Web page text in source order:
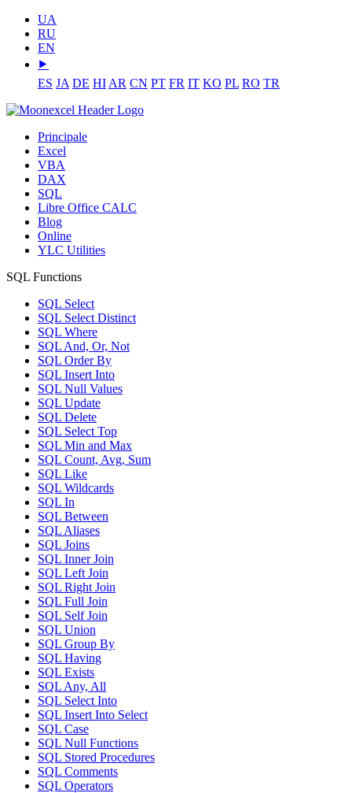
UA
RU
EN
⯈
ES JA DE HI AR CN PT FR IT KO PL RO TR
Principale
Excel
VBA
DAX
SQL
Libre Office CALC
Blog
Online
YLC Utilities
SQL Functions
SQL Select
SQL Select Distinct
SQL Where
SQL And, Or, Not
SQL Order By
SQL Insert Into
SQL Null Values
SQL Update
SQL Delete
SQL Select Top
SQL Min and Max
SQL Count, Avg, Sum
SQL Like
SQL Wildcards
SQL In
SQL Between
SQL Aliases
SQL Joins
SQL Inner Join
SQL Left Join
SQL Right Join
SQL Full Join
SQL Self Join
SQL Union
SQL Group By
SQL Having
SQL Exists
SQL Any, All
SQL Select Into
SQL Insert Into Select
SQL Case
SQL Null Functions
SQL Stored Procedures
SQL Comments
SQL Operators